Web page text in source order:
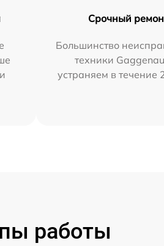
Срочный
Большинство
техники
устраняем в течение
работы